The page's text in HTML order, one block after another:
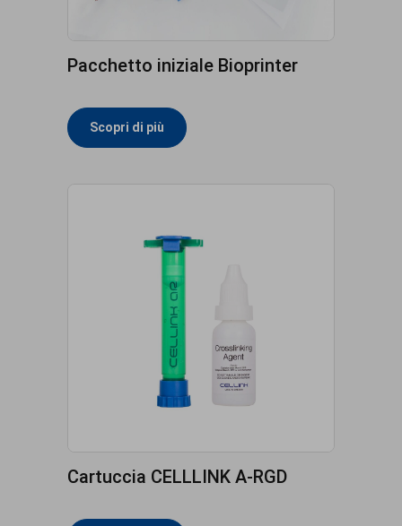
Pacchetto iniziale Bioprinter
Scopri di più
Cartuccia CELLLINK A-RGD